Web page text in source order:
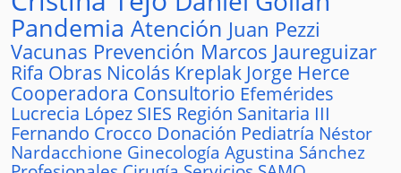
Pandemia Atención Juan Pezzi
Vacunas Prevención Marcos Jaureguizar
Rifa Obras Nicolás Kreplak Jorge Herce
Cooperadora Consultorio Efemérides
Lucrecia López SIES Región Sanitaria III
Fernando Crocco Donación Pediatría Néstor
Nardacchione Ginecología Agustina Sánchez